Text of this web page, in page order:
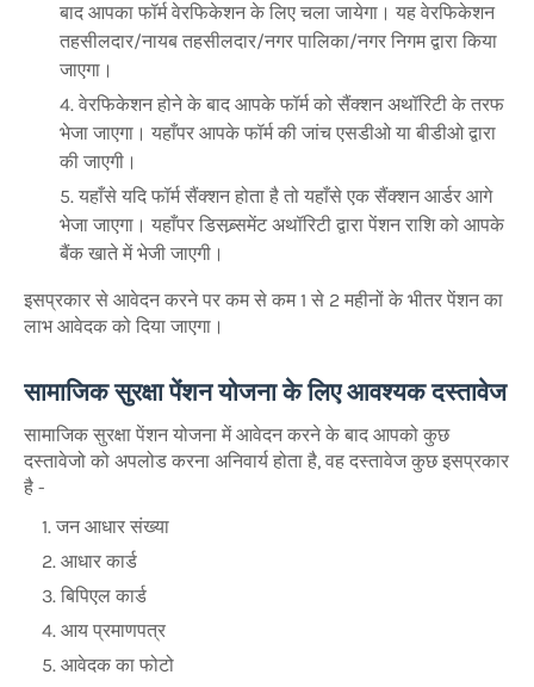
बाद आपका फॉर्म वेरफिकेशन के लिए चला जायेगा। यह वेरफिकेशन
तहसीलदार/नायब तहसीलदार/नगर पालिका/नगर निगम द्वारा किया
जाएगा।
वेरफिकेशन होने के बाद आपके फॉर्म को सैंक्शन अथॉरिटी के तरफ
भेजा जाएगा। यहाँपर आपके फॉर्म की जांच एसडीओ या बीडीओ द्वारा
की जाएगी।
यहाँसे यदि फॉर्म सैंक्शन होता है तो यहाँसे एक सैंक्शन आर्डर आगे
भेजा जाएगा। यहाँपर डिसब्र्समेंट अथॉरिटी द्वारा पेंशन राशि को आपके
बैंक खाते में भेजी जाएगी।
इसप्रकार से आवेदन करने पर कम से कम 1 से 2 महीनों के भीतर पेंशन का
लाभ आवेदक को दिया जाएगा।
सामाजिक सुरक्षा पेंशन योजना के लिए आवश्यक दस्तावेज
सामाजिक सुरक्षा पेंशन योजना में आवेदन करने के बाद आपको कुछ
दस्तावेजो को अपलोड करना अनिवार्य होता है, वह दस्तावेज कुछ इसप्रकार
है -
जन आधार संख्या
आधार कार्ड
बिपिएल कार्ड
आय प्रमाणपत्र
आवेदक का फोटो